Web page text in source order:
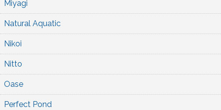
Miyagi
Natural Aquatic
Nikoi
Nitto
Oase
Perfect Pond